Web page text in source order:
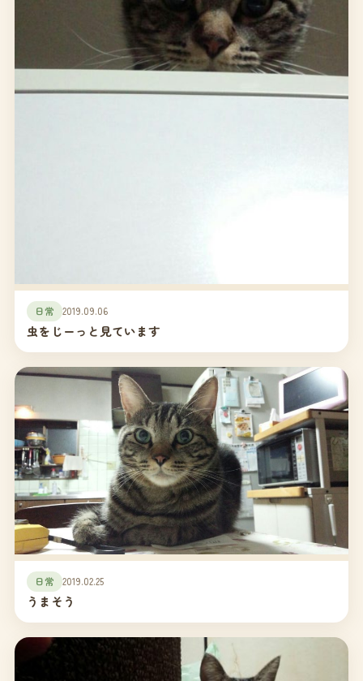
日常 2019.09.06
虫をじーっと見ています
日常 2019.02.25
うまそう